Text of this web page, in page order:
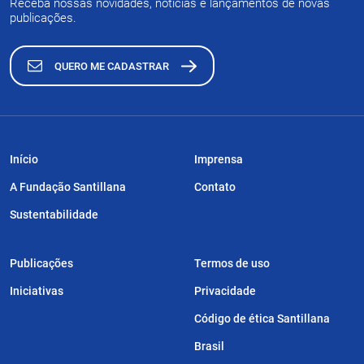
Receba nossas novidades, notícias e lançamentos de novas
publicações.
QUERO ME CADASTRAR
Início
A Fundação Santillana
Sustentabilidade
Publicações
Iniciativas
Imprensa
Contato
Termos de uso
Privacidade
Código de ética Santillana
Brasil